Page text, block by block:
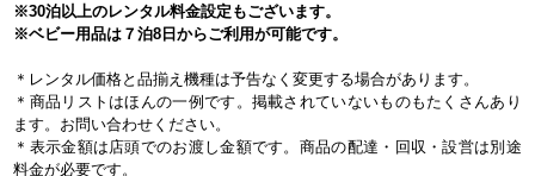
※30泊以上のレンタル料金設定もございます。
※ベビー用品は７泊8日からご利用が可能です。
＊レンタル価格と品揃え機種は予告なく変更する場合があります。
＊商品リストはほんの一例です。掲載されていないものもたくさんあり
ます。お問い合わせください。
＊表示金額は店頭でのお渡し金額です。商品の配達・回収・設営は別途
料金が必要です。